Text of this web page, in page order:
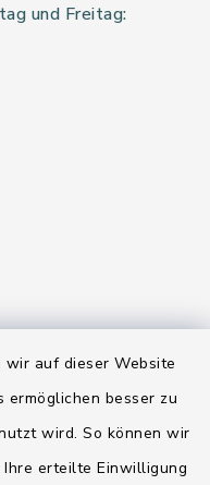
wir auf dieser Website
ermöglichen besser zu
wird. So können wir
erteilte Einwilligung
und Freitag:
Holstein